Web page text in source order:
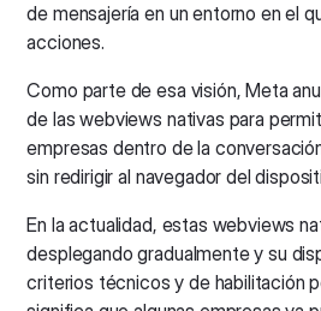
de mensajería en un entorno en el
acciones.
Como parte de esa visión, Meta
de las webviews nativas para
empresas dentro de la
sin redirigir al navegador del
En la actualidad, estas webviews
desplegando gradualmente y su
criterios técnicos y de habilitación